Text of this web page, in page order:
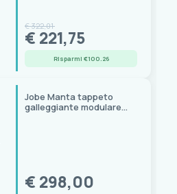
€ 322,01
€ 221,75
Risparmi €100.26
Jobe Manta tappeto
galleggiante modulare
€ 298,00